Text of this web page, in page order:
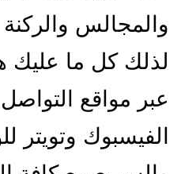
والمجالس
لذلك كل ما عليك
عبر مواقع
الفيسبوك وتويتر